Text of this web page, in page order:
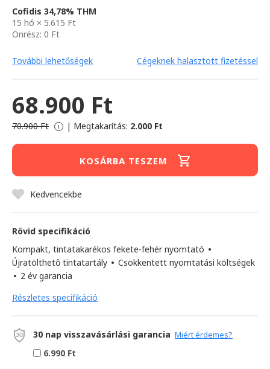
Cofidis 34,78% THM
15 hó × 5.615 Ft
Önrész: 0 Ft
További lehetőségek Cégeknek halasztott fizetéssel
68.900 Ft
70.900 Ft i | Megtakarítás: 2.000 Ft
KOSÁRBA TESZEM
Kedvencekbe
Rövid specifikáció
Kompakt, tintatakarékos fekete-fehér nyomtató •
Újratölthető tintatartály • Csökkentett nyomtatási költségek
• 2 év garancia
Részletes specifikáció
30 nap visszavásárlási garancia Miért érdemes?
6.990 Ft